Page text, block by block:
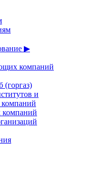
▶
компаний
(горгаз)
и
компаний